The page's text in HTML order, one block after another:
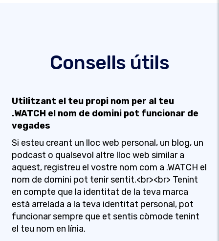
Consells útils
Utilitzant el teu propi nom per al teu
.WATCH el nom de domini pot funcionar de
vegades
Si esteu creant un lloc web personal, un blog, un
podcast o qualsevol altre lloc web similar a
aquest, registreu el vostre nom com a .WATCH el
nom de domini pot tenir sentit.<br><br> Tenint
en compte que la identitat de la teva marca
està arrelada a la teva identitat personal, pot
funcionar sempre que et sentis còmode tenint
el teu nom en línia.